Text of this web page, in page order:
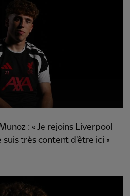
: « Je rejoins Liverpool
suis très content d'être ici »